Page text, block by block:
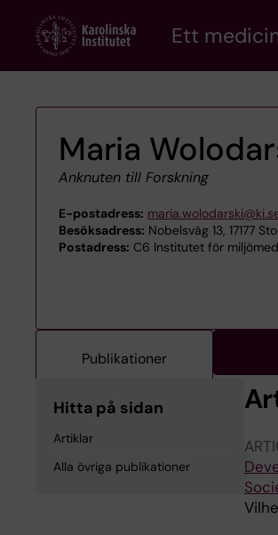
content
Ett
Maria
Anknuten till Forskning
E-postadress:
Besöksadress: Nobelsväg 13, 17177
Postadress: C6 Institutet för
Publikationer
Hitta på sidan
Artiklar
Alla övriga publikationer